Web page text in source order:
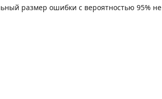
размер ошибки с вероятностью 95% не